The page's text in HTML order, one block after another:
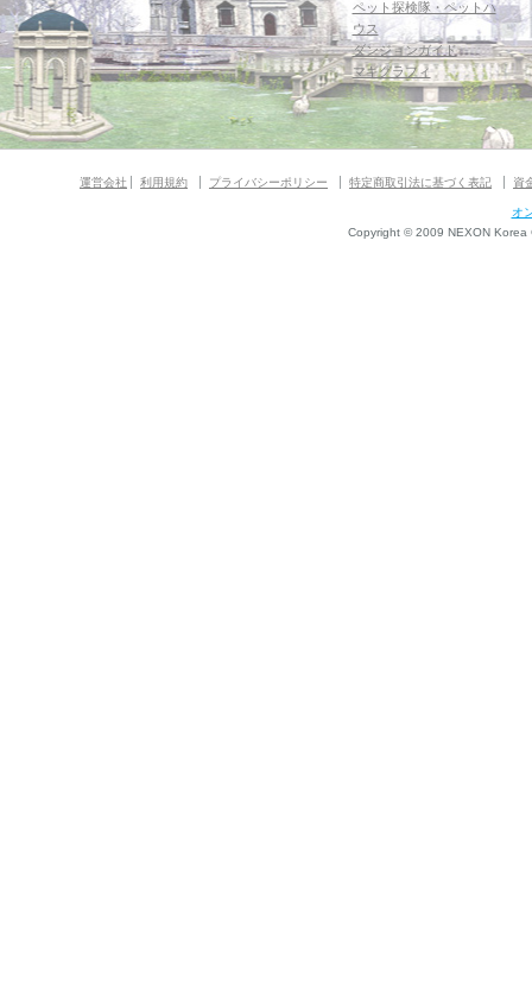
ペット探検隊・ペットハ
ウス
ダンジョンガイド
マギグラフィ
運営会社 利用規約 プライバシーポリシー 特定商取引法に基づく表記 資
オ
Copyright © 2009 NEXON Korea